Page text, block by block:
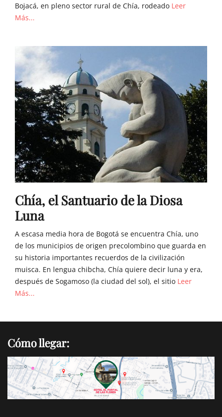
Bojacá, en pleno sector rural de Chía, rodeado Leer
Más...
Chía, el Santuario de la Diosa
Luna
A escasa media hora de Bogotá se encuentra Chía, uno
de los municipios de origen precolombino que guarda en
su historia importantes recuerdos de la civilización
muisca. En lengua chibcha, Chía quiere decir luna y era,
después de Sogamoso (la ciudad del sol), el sitio Leer
Más...
Cómo llegar: